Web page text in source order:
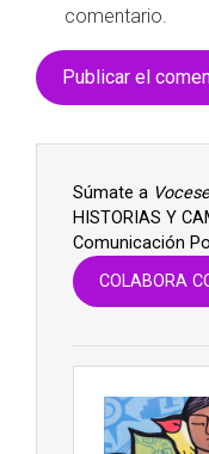
comentario.
Súmate a
HISTORIAS Y
Comunicación
COLABORA